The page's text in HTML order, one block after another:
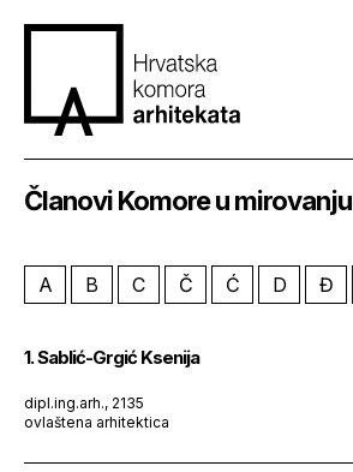
Članovi Komore u mirovanju
A B C Č Ć D Đ
1. Sablić-Grgić Ksenija
dipl.ing.arh., 2135
ovlaštena arhitektica